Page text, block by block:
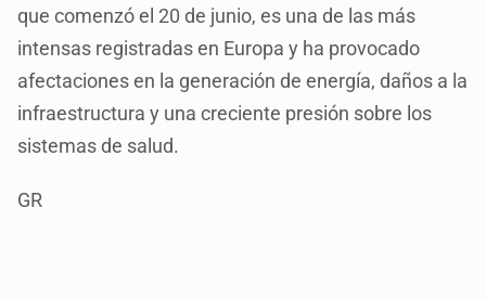
que comenzó el 20 de junio, es una de las más
intensas registradas en Europa y ha provocado
afectaciones en la generación de energía, daños a la
infraestructura y una creciente presión sobre los
sistemas de salud.
GR